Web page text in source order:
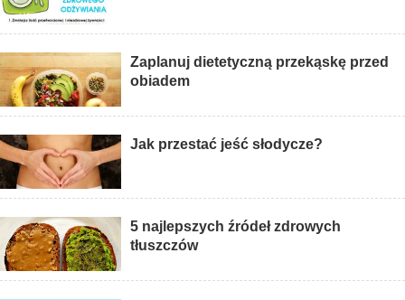
Zaplanuj dietetyczną przekąskę przed
obiadem
Jak przestać jeść słodycze?
5 najlepszych źródeł zdrowych
tłuszczów